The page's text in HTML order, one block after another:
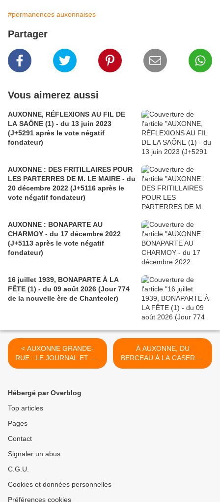
#permanences auxonnaises
Partager
Vous aimerez aussi
AUXONNE, RÉFLEXIONS AU FIL DE
LA SAÔNE (1) - du 13 juin 2023
(J+5291 après le vote négatif
fondateur)
AUXONNE : DES FRITILLAIRES POUR
LES PARTERRES DE M. LE MAIRE - du
20 décembre 2022 (J+5116 après le
vote négatif fondateur)
AUXONNE : BONAPARTE AU
CHARMOY - du 17 décembre 2022
(J+5113 après le vote négatif
fondateur)
16 juillet 1939, BONAPARTE À LA
FÊTE (1) - du 09 août 2026 (Jour 774
de la nouvelle ère de Chantecler)
< AUXONNE GRANDE-
RUE : LE JOURNAL ET UN
PAIN, C’EST TOUT ! - du
À AUXONNE, DU
BERCEAU À LA CASERNE
- du 28 juin 2023 (J+5306
Hébergé par Overblog
Top articles
Pages
Contact
Signaler un abus
C.G.U.
Cookies et données personnelles
Préférences cookies